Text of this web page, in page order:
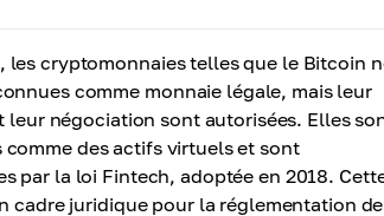
les cryptomonnaies telles que le Bitcoin
comme monnaie légale, mais leur
leur négociation sont autorisées. Elles
comme des actifs virtuels et sont
par la loi Fintech, adoptée en 2018.
cadre juridique pour la réglementation